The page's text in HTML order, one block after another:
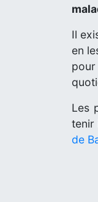
Il
en
Les
tenir
de